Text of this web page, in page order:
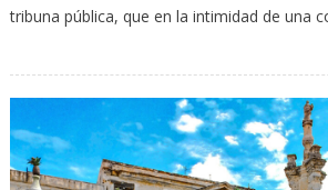
tribuna pública, que en la intimidad de una